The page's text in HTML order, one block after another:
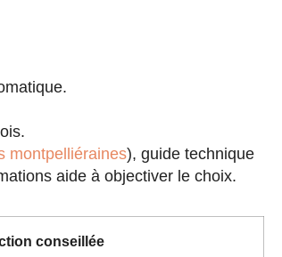
montpelliéraines), guide technique
aide à objectiver le choix.
conseillée